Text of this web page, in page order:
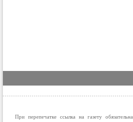
При перепечатке ссылка на газету обязательна.